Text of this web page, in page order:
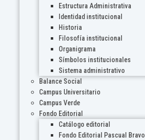
Estructura Administrativa
Identidad institucional
Historia
Filosofía institucional
Organigrama
Símbolos institucionales
Sistema administrativo
Balance Social
Campus Universitario
Campus Verde
Fondo Editorial
Catálogo editorial
Fondo Editorial Pascual Bravo